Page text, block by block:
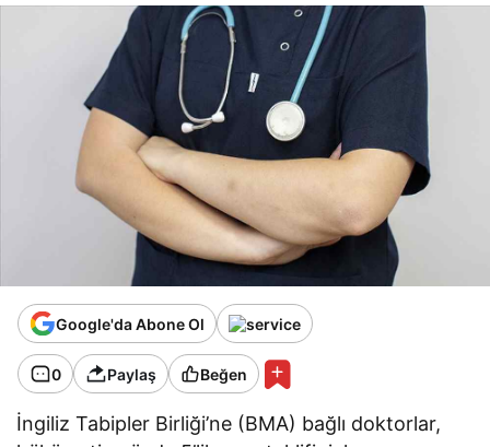
Google'da Abone Ol
0 Paylaş Beğen
İngiliz Tabipler Birliği’ne (BMA) bağlı doktorlar,